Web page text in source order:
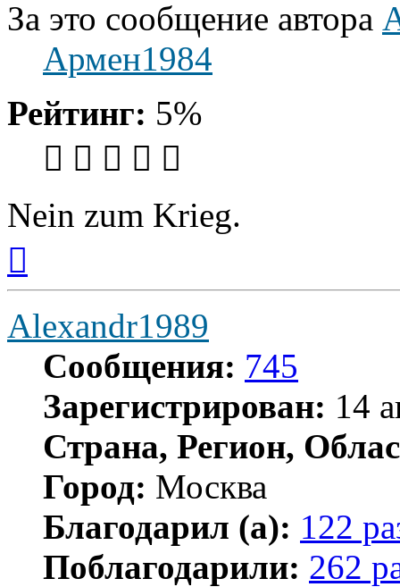
За это сообщение автора
Армен1984
Рейтинг: 5%
Nein zum Krieg.
началу
Alexandr1989
Сообщения: 745
Зарегистрирован: 14
Страна, Регион,
Город: Москва
Благодарил (а): 122
Поблагодарили: 262